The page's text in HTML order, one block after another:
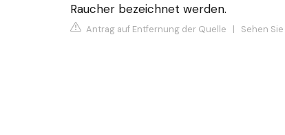
Raucher bezeichnet werden.
Antrag auf Entfernung der Quelle | Sehen